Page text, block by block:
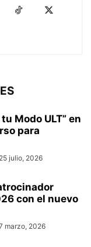
Modo ULT” en
para
25 julio, 2026
con el nuevo
marzo, 2026